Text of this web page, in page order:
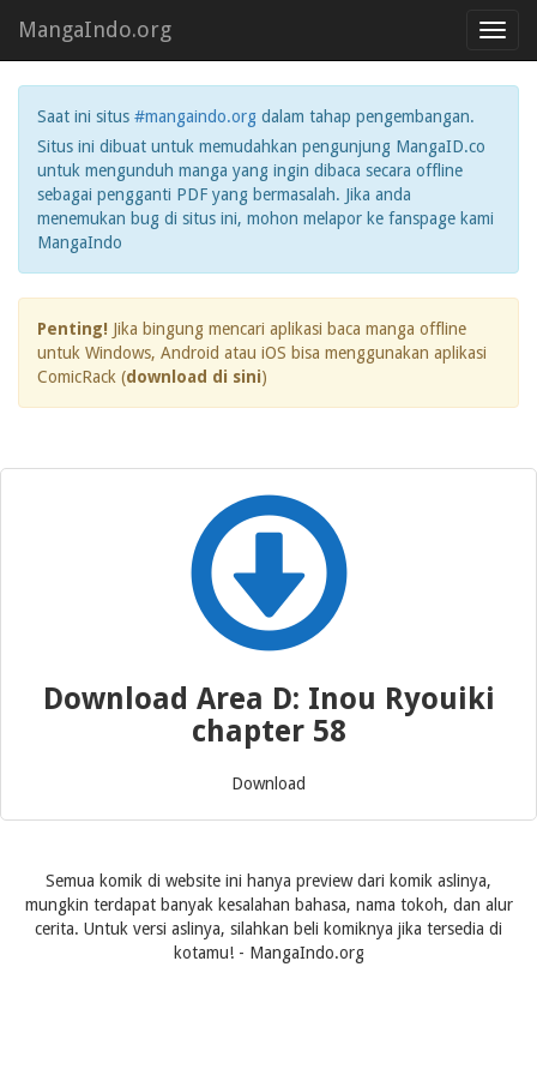
MangaIndo.org
Saat ini situs #mangaindo.org dalam tahap pengembangan.
Situs ini dibuat untuk memudahkan pengunjung MangaID.co
untuk mengunduh manga yang ingin dibaca secara offline
sebagai pengganti PDF yang bermasalah. Jika anda
menemukan bug di situs ini, mohon melapor ke fanspage kami
MangaIndo
Penting! Jika bingung mencari aplikasi baca manga offline
untuk Windows, Android atau iOS bisa menggunakan aplikasi
ComicRack (download di sini)
Download Area D: Inou Ryouiki
chapter 58
Download
Semua komik di website ini hanya preview dari komik aslinya,
mungkin terdapat banyak kesalahan bahasa, nama tokoh, dan alur
cerita. Untuk versi aslinya, silahkan beli komiknya jika tersedia di
kotamu! - MangaIndo.org